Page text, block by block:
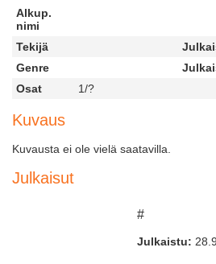
Alkup.
nimi
Tekijä
Genre
Osat
1/?
Kuvaus
Kuvausta ei ole vielä saatavilla.
Julkaisut
#
Julkaistu: